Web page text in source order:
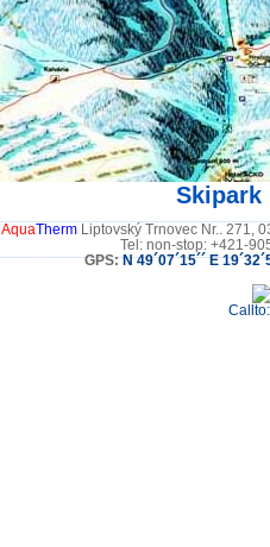
Skipark
AquaThermLiptovský Trnovec Nr.. 271,
Tel: non-stop: +421-
GPS:N 49´07´15´´ E